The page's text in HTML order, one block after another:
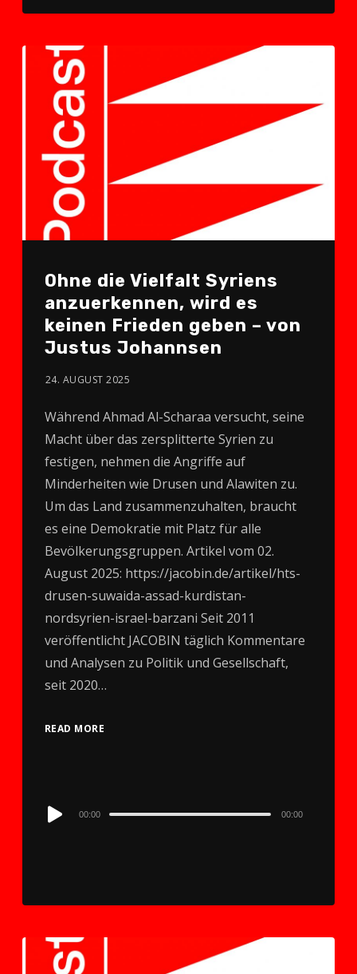
Ohne die Vielfalt Syriens
anzuerkennen, wird es
keinen Frieden geben – von
Justus Johannsen
24. AUGUST 2025
Während Ahmad Al-Scharaa versucht, seine
Macht über das zersplitterte Syrien zu
festigen, nehmen die Angriffe auf
Minderheiten wie Drusen und Alawiten zu.
Um das Land zusammenzuhalten, braucht
es eine Demokratie mit Platz für alle
Bevölkerungsgruppen. Artikel vom 02.
August 2025: https://jacobin.de/artikel/hts-
drusen-suwaida-assad-kurdistan-
nordsyrien-israel-barzani Seit 2011
veröffentlicht JACOBIN täglich Kommentare
und Analysen zu Politik und Gesellschaft,
seit 2020…
READ MORE
Audio
00:00 00:00